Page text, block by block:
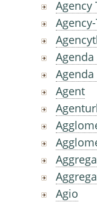
Agency
Agenda
Agent
Agio